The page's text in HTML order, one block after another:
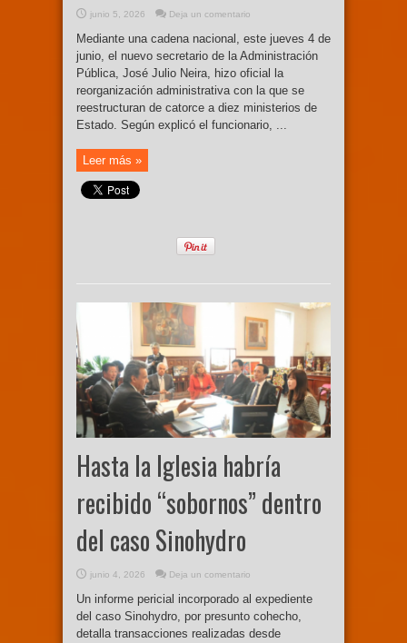
junio 5, 2026 Deja un comentario
Mediante una cadena nacional, este jueves 4 de
junio, el nuevo secretario de la Administración
Pública, José Julio Neira, hizo oficial la
reorganización administrativa con la que se
reestructuran de catorce a diez ministerios de
Estado. Según explicó el funcionario, ...
Leer más »
Hasta la Iglesia habría
recibido “sobornos” dentro
del caso Sinohydro
junio 4, 2026 Deja un comentario
Un informe pericial incorporado al expediente
del caso Sinohydro, por presunto cohecho,
detalla transacciones realizadas desde